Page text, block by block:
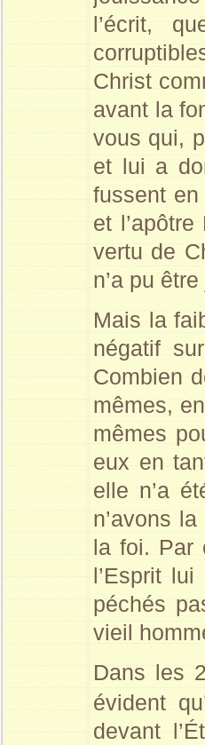
l’écrit,
Christ
avant la
vous qui,
et lui a
fussent en
et
vertu de
n’a pu
Mais la
négatif
Combien
mêmes,
mêmes
eux en
elle n’a
n’avons
la foi. Par
l’Esprit
péchés
vieil
Dans les
évident
devant